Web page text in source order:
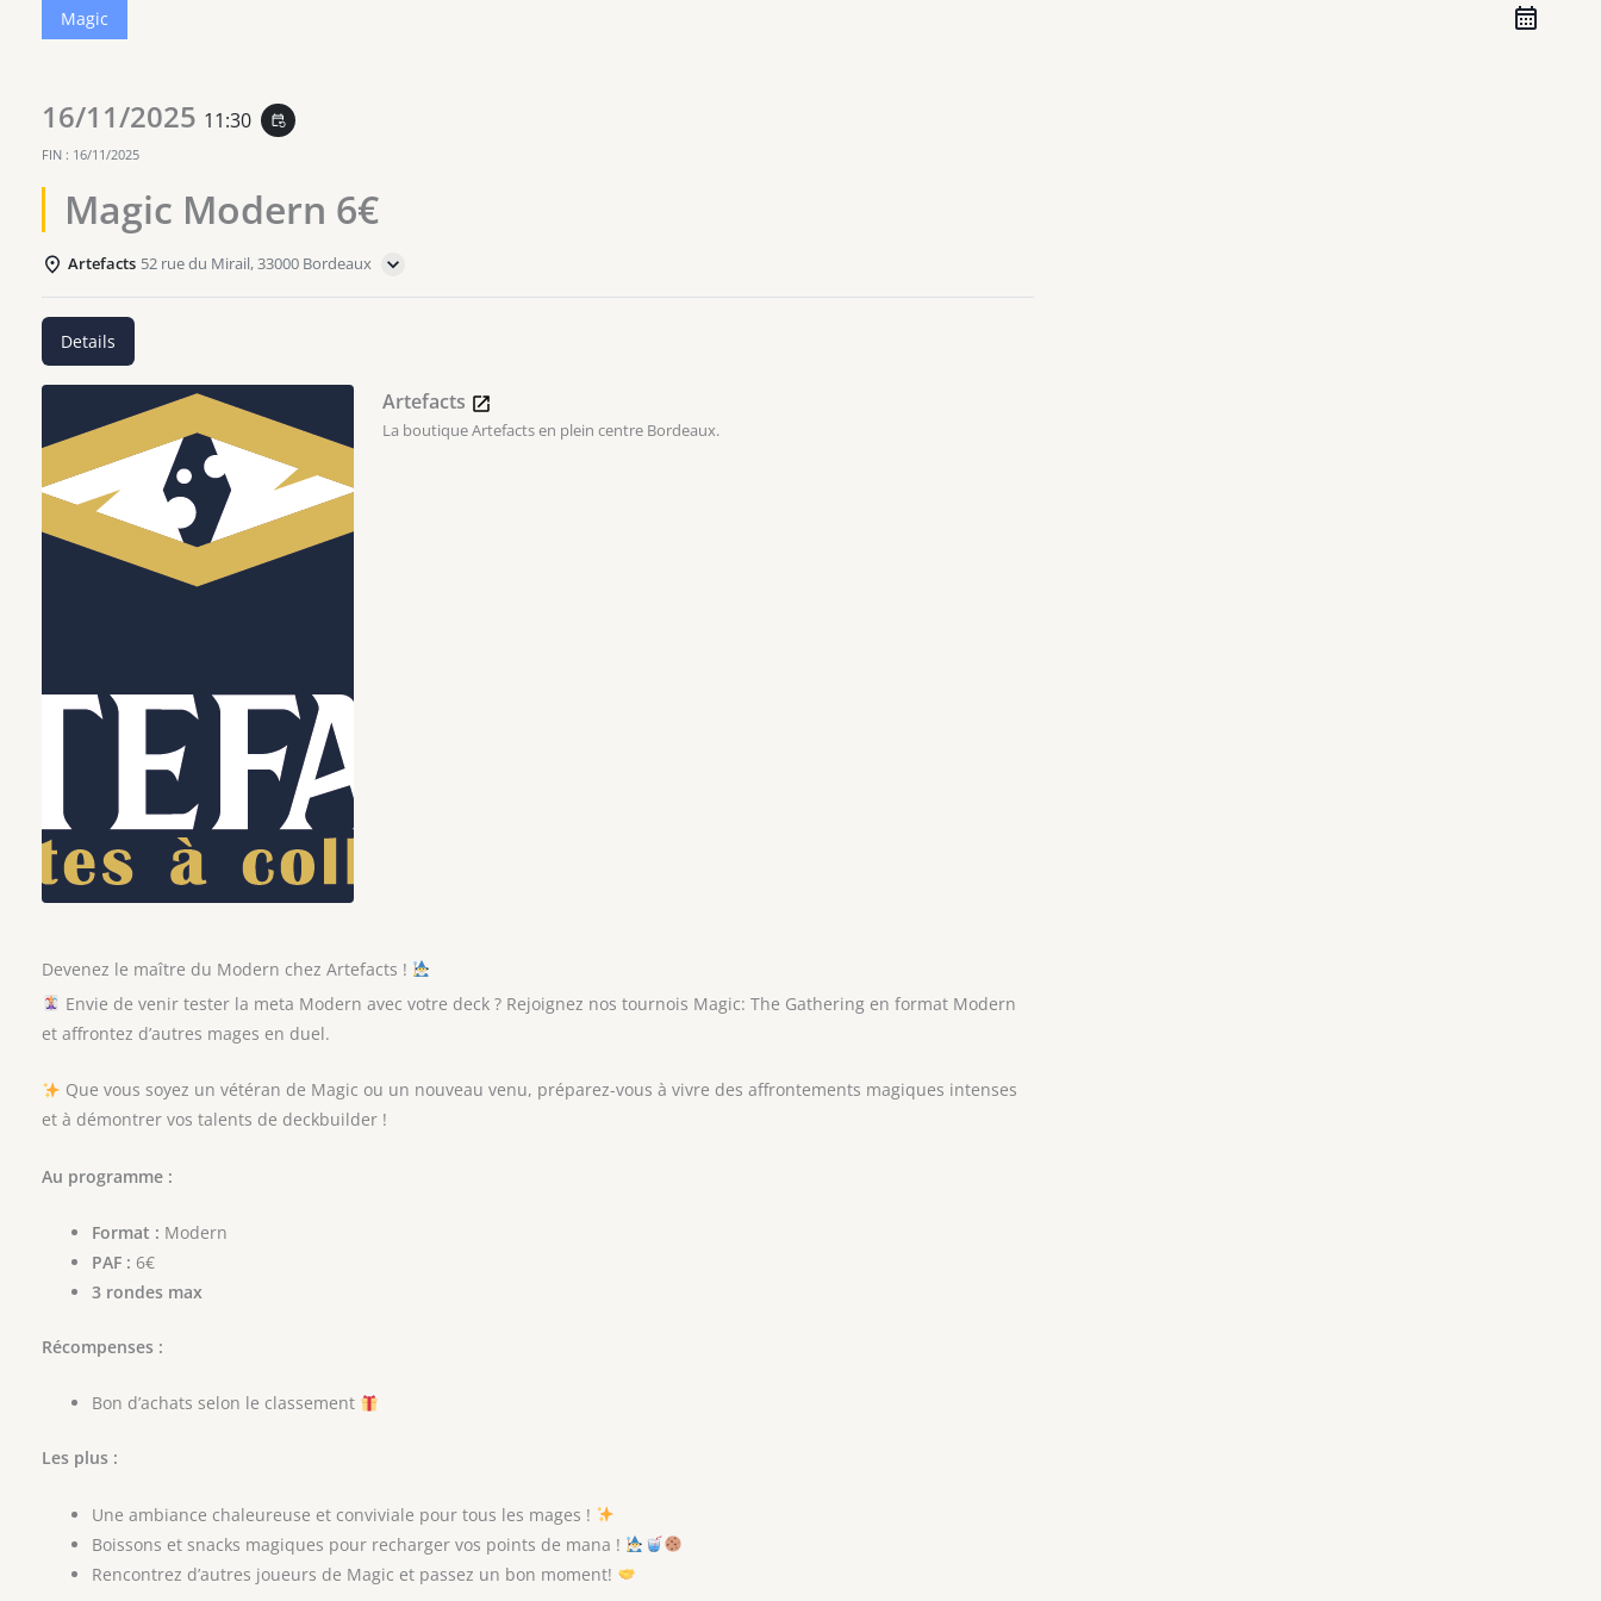
Magic
16/11/2025 11:30 event_repeat
FIN : 16/11/2025
Magic Modern 6€
Artefacts 52 rue du Mirail, 33000 Bordeaux
Details
Artefacts
La boutique Artefacts en plein centre Bordeaux.
Devenez le maître du Modern chez Artefacts !
Envie de venir tester la meta Modern avec votre deck ? Rejoignez nos tournois Magic: The Gathering en format Modern
et affrontez d’autres mages en duel.
Que vous soyez un vétéran de Magic ou un nouveau venu, préparez-vous à vivre des affrontements magiques intenses
et à démontrer vos talents de deckbuilder !
Au programme :
Format : Modern
PAF : 6€
3 rondes max
Récompenses :
Bon d’achats selon le classement
Les plus :
Une ambiance chaleureuse et conviviale pour tous les mages !
Boissons et snacks magiques pour recharger vos points de mana !
Rencontrez d’autres joueurs de Magic et passez un bon moment!